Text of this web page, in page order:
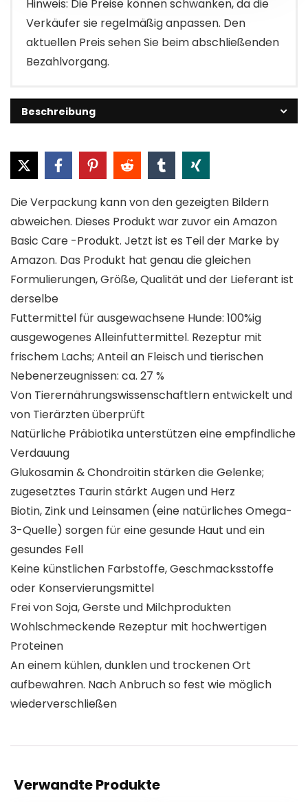
Hinweis: Die Preise können schwanken, da die
Verkäufer sie regelmäßig anpassen. Den
aktuellen Preis sehen Sie beim abschließenden
Bezahlvorgang.
Beschreibung
Die Verpackung kann von den gezeigten Bildern
abweichen. Dieses Produkt war zuvor ein Amazon
Basic Care -Produkt. Jetzt ist es Teil der Marke by
Amazon. Das Produkt hat genau die gleichen
Formulierungen, Größe, Qualität und der Lieferant ist
derselbe
Futtermittel für ausgewachsene Hunde: 100%ig
ausgewogenes Alleinfuttermittel. Rezeptur mit
frischem Lachs; Anteil an Fleisch und tierischen
Nebenerzeugnissen: ca. 27 %
Von Tierernährungswissenschaftlern entwickelt und
von Tierärzten überprüft
Natürliche Präbiotika unterstützen eine empfindliche
Verdauung
Glukosamin & Chondroitin stärken die Gelenke;
zugesetztes Taurin stärkt Augen und Herz
Biotin, Zink und Leinsamen (eine natürliches Omega-
3-Quelle) sorgen für eine gesunde Haut und ein
gesundes Fell
Keine künstlichen Farbstoffe, Geschmacksstoffe
oder Konservierungsmittel
Frei von Soja, Gerste und Milchprodukten
Wohlschmeckende Rezeptur mit hochwertigen
Proteinen
An einem kühlen, dunklen und trockenen Ort
aufbewahren. Nach Anbruch so fest wie möglich
wiederverschließen
Verwandte Produkte